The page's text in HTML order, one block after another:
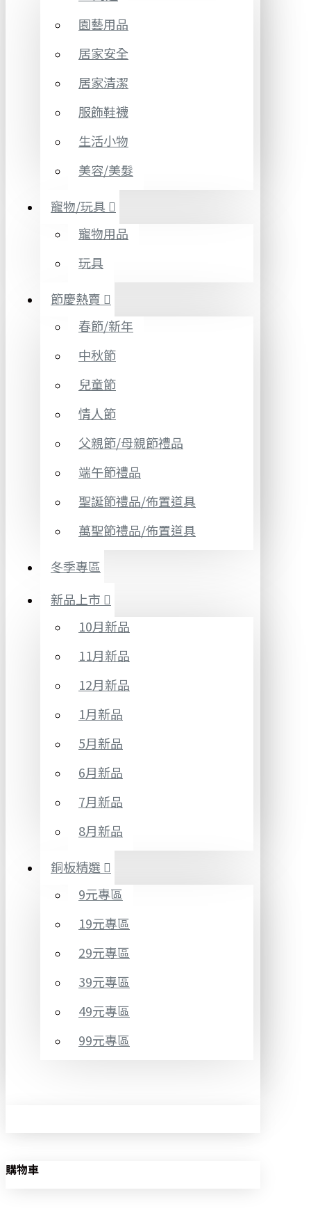
園藝用品
居家安全
居家清潔
服飾鞋襪
生活小物
美容/美髮
寵物/玩具
寵物用品
玩具
節慶熱賣
春節/新年
中秋節
兒童節
情人節
父親節/母親節禮品
端午節禮品
聖誕節禮品/佈置道具
萬聖節禮品/佈置道具
冬季專區
新品上市
10月新品
11月新品
12月新品
1月新品
5月新品
6月新品
7月新品
8月新品
銅板精選
9元專區
19元專區
29元專區
39元專區
49元專區
99元專區
購物車